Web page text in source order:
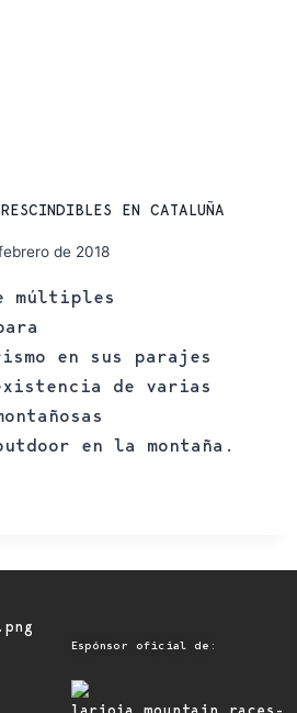
EN CATALUÑA
de 2018
múltiples
en sus parajes
de varias
en la montaña.
Espónsor oficial de: